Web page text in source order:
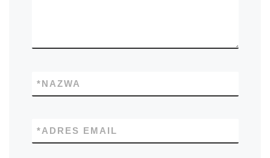
NAZWA
*
ADRES EMAIL
*